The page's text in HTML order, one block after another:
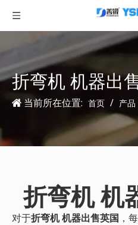
折弯机 机器出
当前所在位置: 首页 / 产品
折弯机 机
对于折弯机 机器出售英国 ，